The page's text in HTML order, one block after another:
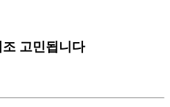
고민됩니다